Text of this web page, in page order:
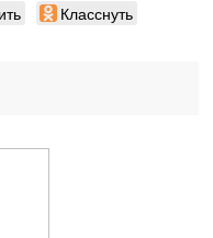
Класснуть